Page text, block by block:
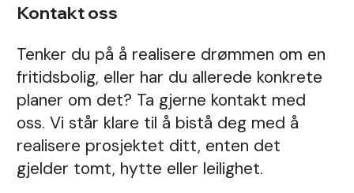
Kontakt oss
Tenker du på å realisere drømmen om en
fritidsbolig, eller har du allerede konkrete
planer om det? Ta gjerne kontakt med
oss. Vi står klare til å bistå deg med å
realisere prosjektet ditt, enten det
gjelder tomt, hytte eller leilighet.